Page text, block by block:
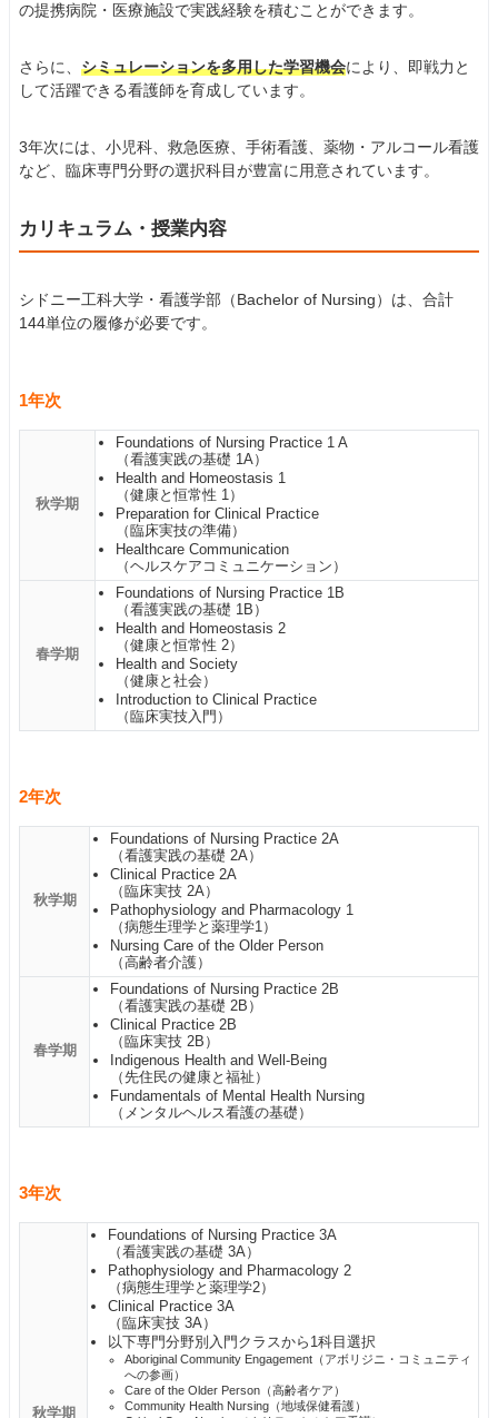
の提携病院・医療施設で実践経験を積むことができます。
さらに、 シミュレーションを多用した学習機会により、即戦力と
して活躍できる看護師を育成しています。
3年次には、小児科、救急医療、手術看護、薬物・アルコール看護
など、臨床専門分野の選択科目が豊富に用意されています。
カリキュラム・授業内容
シドニー工科大学・看護学部（Bachelor of Nursing）は、合計
144単位の履修が必要です。
1年次
秋学期
Foundations of Nursing Practice 1 A
（看護実践の基礎 1A）
Health and Homeostasis 1
（健康と恒常性 1）
Preparation for Clinical Practice
（臨床実技の準備）
Healthcare Communication
（ヘルスケアコミュニケーション）
春学期
Foundations of Nursing Practice 1B
（看護実践の基礎 1B）
Health and Homeostasis 2
（健康と恒常性 2）
Health and Society
（健康と社会）
Introduction to Clinical Practice
（臨床実技入門）
2年次
秋学期
Foundations of Nursing Practice 2A
（看護実践の基礎 2A）
Clinical Practice 2A
（臨床実技 2A）
Pathophysiology and Pharmacology 1
（病態生理学と薬理学1）
Nursing Care of the Older Person
（高齢者介護）
春学期
Foundations of Nursing Practice 2B
（看護実践の基礎 2B）
Clinical Practice 2B
（臨床実技 2B）
Indigenous Health and Well-Being
（先住民の健康と福祉）
Fundamentals of Mental Health Nursing
（メンタルヘルス看護の基礎）
3年次
秋学期
Foundations of Nursing Practice 3A
（看護実践の基礎 3A）
Pathophysiology and Pharmacology 2
（病態生理学と薬理学2）
Clinical Practice 3A
（臨床実技 3A）
以下専門分野別入門クラスから1科目選択
Aboriginal Community Engagement（アボリジニ・コミュニティ
への参画）
Care of the Older Person（高齢者ケア）
Community Health Nursing（地域保健看護）